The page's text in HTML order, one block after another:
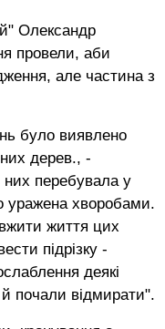
Олександр
провели, аби
але частина з
було виявлено
дерев., -
них перебувала у
уражена хворобами.
життя цих
підрізку -
деякі
почали відмирати".